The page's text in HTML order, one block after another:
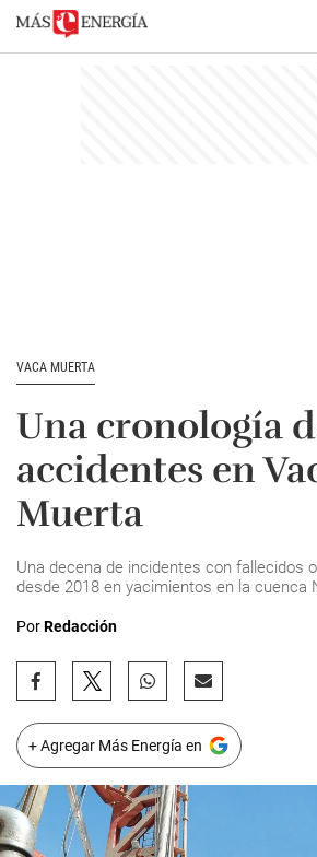
VACA MUERTA
Una cronología
accidentes en
Muerta
Una decena de incidentes con fallecidos
desde 2018 en yacimientos en la cuenca
PorRedacción
+ Agregar Más Energía en